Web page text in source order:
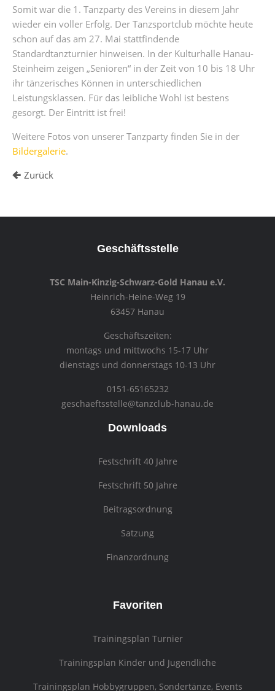
Somit war die 1. Tanzparty des Vereins in diesem Jahr
wieder ein voller Erfolg. Der Tanzsportclub möchte heute
schon auf das am 27. Mai stattfindende
Standardtanzturnier hinweisen. In der Kulturhalle Hanau-
Steinheim zeigen „Senioren“ in der Zeit von 10 bis 18 Uhr
ihr tänzerisches Können in unterschiedlichen
Leistungsklassen. Für das leibliche Wohl ist bestens
gesorgt. Der Eintritt ist frei!
Weitere Fotos von unserer Tanzparty finden Sie in der
Bildergalerie.
Zurück
Geschäftsstelle
TSC Main-Kinzig-Schwarz-Gold Hanau e.V.
Heinrich-Heine-Weg 19
63457 Hanau
Geschäftszeiten:
montags und mittwochs 15-17 Uhr
dienstags und donnerstags 10-13 Uhr
0151-65165232
geschaeftsstelle@tanzclub-hanau.de
Downloads
Festschrift 40 Jahre
Festschrift 50 Jahre
Beitragsordnung
Satzung
Finanzordnung
Favoriten
Trainingsplan Turnier
Trainingsplan Kinder und Jugendliche
Trainingsplan Hobbygruppen, Sondertänze, Events